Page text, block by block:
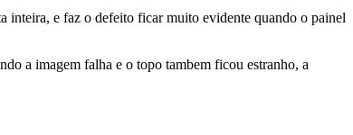
inteira, e faz o defeito ficar muito evidente quando o painel
a imagem falha e o topo tambem ficou estranho, a